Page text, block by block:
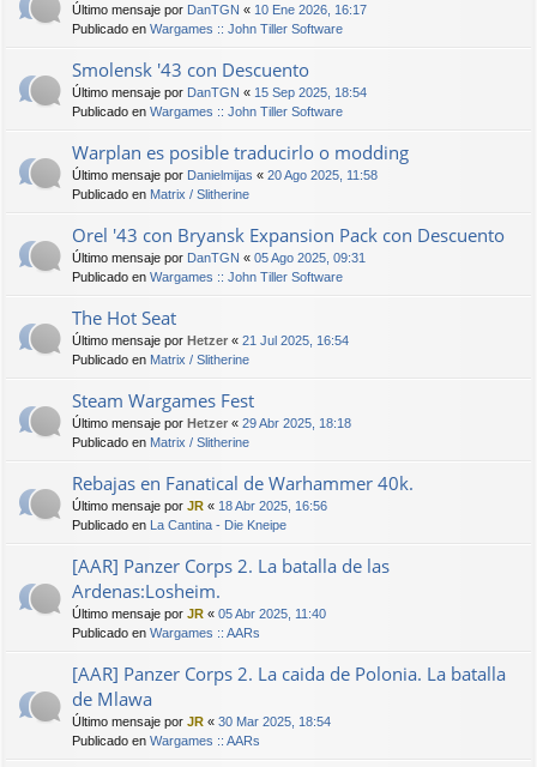
Último mensaje por DanTGN « 10 Ene 2026, 16:17
Publicado en Wargames :: John Tiller Software
Smolensk '43 con Descuento
Último mensaje por DanTGN « 15 Sep 2025, 18:54
Publicado en Wargames :: John Tiller Software
Warplan es posible traducirlo o modding
Último mensaje por Danielmijas « 20 Ago 2025, 11:58
Publicado en Matrix / Slitherine
Orel '43 con Bryansk Expansion Pack con Descuento
Último mensaje por DanTGN « 05 Ago 2025, 09:31
Publicado en Wargames :: John Tiller Software
The Hot Seat
Último mensaje por Hetzer « 21 Jul 2025, 16:54
Publicado en Matrix / Slitherine
Steam Wargames Fest
Último mensaje por Hetzer « 29 Abr 2025, 18:18
Publicado en Matrix / Slitherine
Rebajas en Fanatical de Warhammer 40k.
Último mensaje por JR « 18 Abr 2025, 16:56
Publicado en La Cantina - Die Kneipe
[AAR] Panzer Corps 2. La batalla de las
Ardenas:Losheim.
Último mensaje por JR « 05 Abr 2025, 11:40
Publicado en Wargames :: AARs
[AAR] Panzer Corps 2. La caida de Polonia. La batalla
de Mlawa
Último mensaje por JR « 30 Mar 2025, 18:54
Publicado en Wargames :: AARs